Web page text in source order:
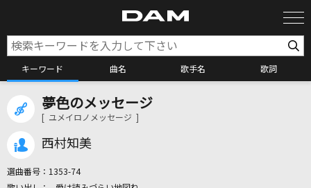
キーワード 曲名 歌手名 歌詞
カラオケ検索
夢色のメッセージ
[ ユメイロノメッセージ ]
西村知美
選曲番号： 1353-74